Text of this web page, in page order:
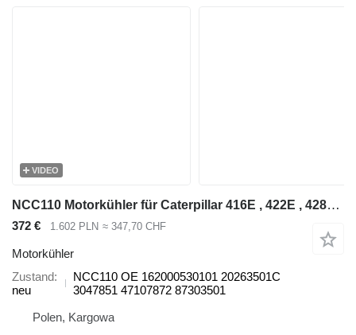
VIDEO
NCC110 Motorkühler für Caterpillar 416E , 422E , 428E , 430E , 432E , 434E , 442E , 444E Baggerlader
372 € 1.602 PLN ≈ 347,70 CHF
Motorkühler
Zustand
neu
NCC110 OE 162000530101 20263501C
3047851 47107872 87303501
Polen, Kargowa